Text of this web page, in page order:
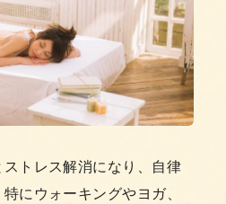
トレス解消になり、自律
にウォーキングやヨガ、